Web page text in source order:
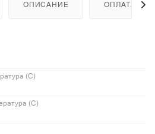
ОПИСАНИЕ ОПЛАТА
(С)
(С)